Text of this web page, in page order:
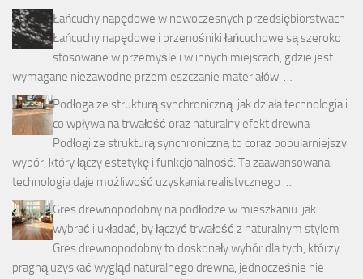
Łańcuchy napędowe w nowoczesnych przedsiębiorstwach
Łańcuchy napędowe i przenośniki łańcuchowe są szeroko
stosowane w przemyśle i w innych miejscach, gdzie jest
wymagane niezawodne przemieszczanie materiałów. …
Podłoga ze strukturą synchroniczną: jak działa technologia i
co wpływa na trwałość oraz naturalny efekt drewna
Podłogi ze strukturą synchroniczną to coraz popularniejszy
wybór, który łączy estetykę i funkcjonalność. Ta zaawansowana
technologia daje możliwość uzyskania realistycznego …
Gres drewnopodobny na podłodze w mieszkaniu: jak
wybrać i układać, by łączyć trwałość z naturalnym stylem
Gres drewnopodobny to doskonały wybór dla tych, którzy
pragną uzyskać wygląd naturalnego drewna, jednocześnie nie